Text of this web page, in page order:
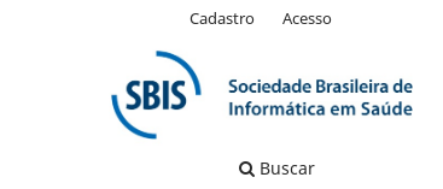
Buscar
Cadastro Acesso